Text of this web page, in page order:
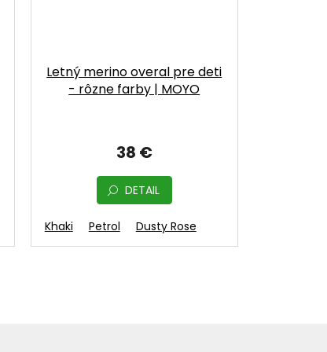
Letný merino overal pre deti
- rôzne farby | MOYO
38 €
DETAIL
Khaki Petrol Dusty Rose